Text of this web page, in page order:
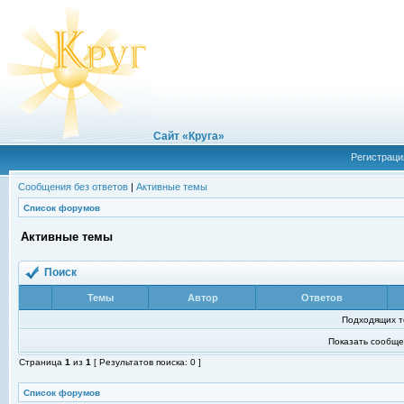
Сайт «Круга»
Сообщения без ответов | Активные темы
Список форумов
Активные темы
Поиск
Темы Автор Ответов
Подходящих
Показать
Страница 1 из 1 [ Результатов поиска: 0 ]
Список форумов